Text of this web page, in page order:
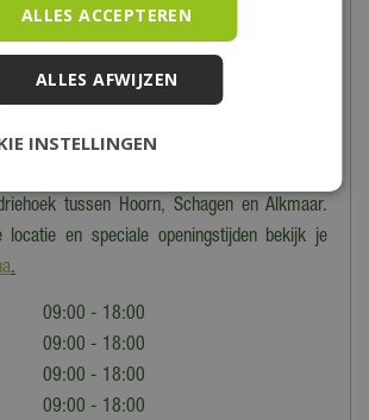
bij tuincentrum De Boet. Deze afdeling
is écht het ontdekken waard.
tussen Hoorn, Schagen en Alkmaar.
locatie en speciale openingstijden bekijk je
.
09:00 - 18:00
09:00 - 18:00
09:00 - 18:00
09:00 - 18:00
ALLES ACCEPTEREN
ALLES AFWIJZEN
INSTELLINGEN